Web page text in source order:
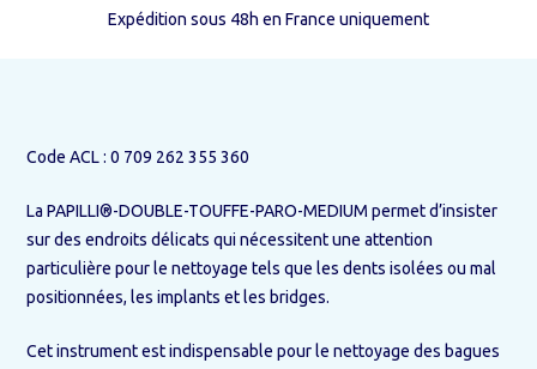
TOUFFE-
Expédition sous 48h en France uniquement
Code ACL : 0 709 262 355 360
La PAPILLI®-DOUBLE-TOUFFE-PARO-MEDIUM permet d’insister
sur des endroits délicats qui nécessitent une attention
particulière pour le nettoyage tels que les dents isolées ou mal
positionnées, les implants et les bridges.
Cet instrument est indispensable pour le nettoyage des bagues